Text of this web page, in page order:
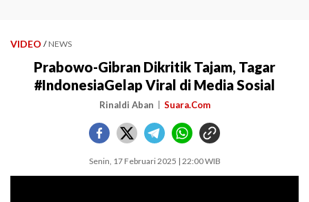
VIDEO / NEWS
Prabowo-Gibran Dikritik Tajam, Tagar
#IndonesiaGelap Viral di Media Sosial
Rinaldi Aban Suara.Com
Senin, 17 Februari 2025 | 22:00 WIB